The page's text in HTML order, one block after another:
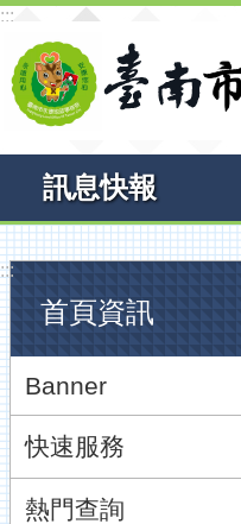
跳到主要內容區塊
:::
訊息快報
:::
首頁資訊
Banner
快速服務
熱門查詢